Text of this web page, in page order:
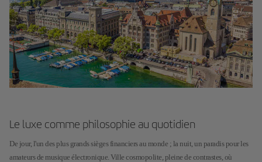
Le luxe comme philosophie au quotidien
De jour, l'un des plus grands sièges financiers au monde ; la nuit, un paradis pour les
amateurs de musique électronique. Ville cosmopolite, pleine de contrastes, où